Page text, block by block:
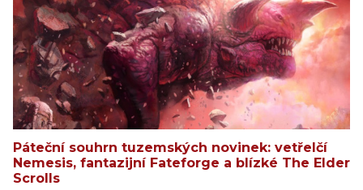
Páteční souhrn tuzemských novinek: vetřelčí
Nemesis, fantazijní Fateforge a blízké The Elder
Scrolls